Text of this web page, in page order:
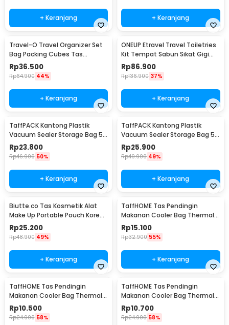
+ Keranjang + Keranjang
Travel-O Travel Organizer Set
Bag Packing Cubes Tas
Laundry 6 PCS - BIB-650
Rp36.500
Rp64.900 44%
+ Keranjang
ONEUP Etravel Travel Toiletries
Kit Tempat Sabun Sikat Gigi
Handuk - YW46
Rp86.900
Rp136.900 37%
+ Keranjang
TaffPACK Kantong Plastik
Vacuum Sealer Storage Bag 5
PCS 35x50cm - ZKD002
Rp23.800
Rp46.900 50%
+ Keranjang
TaffPACK Kantong Plastik
Vacuum Sealer Storage Bag 5
PCS 50x70cm - ZKD002
Rp25.900
Rp49.900 49%
+ Keranjang
Biutte.co Tas Kosmetik Alat
Make Up Portable Pouch Korean
Style - B4108
Rp25.200
Rp48.900 49%
+ Keranjang
TaffHOME Tas Pendingin
Makanan Cooler Bag Thermal
Insulated Bag 6 Inch - H07
Rp15.100
Rp32.900 55%
+ Keranjang
TaffHOME Tas Pendingin
Makanan Cooler Bag Thermal
Insulated Bag 28x14x17cm -
H24
Rp10.500
Rp24.900 58%
TaffHOME Tas Pendingin
Makanan Cooler Bag Thermal
Insulated Bag 21x14x17cm -
H24
Rp10.700
Rp24.900 58%